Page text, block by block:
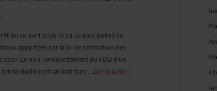
du 15 avril 2026 (n°23-22.437), publié au
apportées par la loi de ratification des
Le non-renouvellement du CDD d’un
terme dudit contrat doit faire ...Lire la suite >